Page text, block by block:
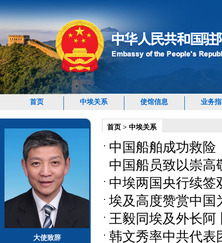
首页 中埃关系 使馆信息 业务
大使致辞
首页 > 中埃关系
中国船舶成功救险
中国船员致以崇高
中埃两国央行续签
埃及高度赞赏中国
王毅同埃及外长阿
韩文秀率中共代表